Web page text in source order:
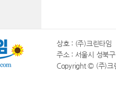
상호 : (주)크린타
주소 : 서울시 성북
Copyright © (주)크